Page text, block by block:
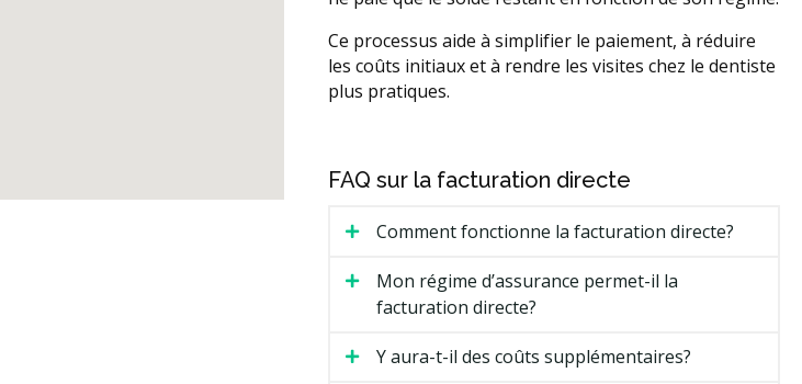
Ce processus aide à simplifier le paiement, à réduire
les coûts initiaux et à rendre les visites chez le dentiste
plus pratiques.
FAQ sur la facturation directe
Comment fonctionne la facturation directe?
Mon régime d’assurance permet-il la
facturation directe?
Y aura-t-il des coûts supplémentaires?